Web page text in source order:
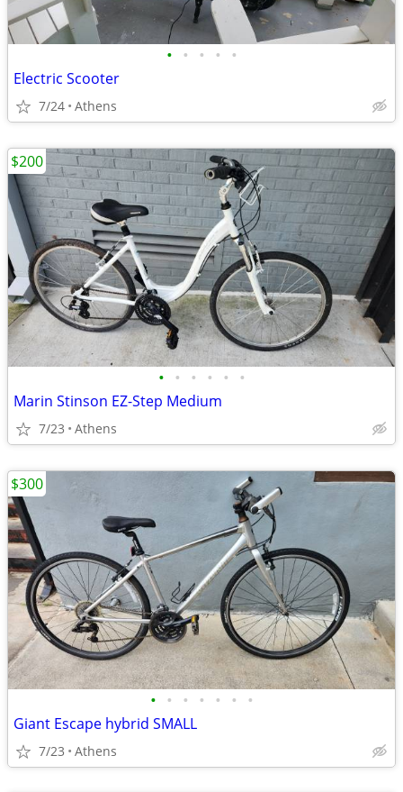
• • • • •
Electric Scooter
7/24 Athens
• • • • • •
Marin Stinson EZ-Step Medium
7/23 Athens
$200
• • • • • • •
Giant Escape hybrid SMALL
7/23 Athens
$300